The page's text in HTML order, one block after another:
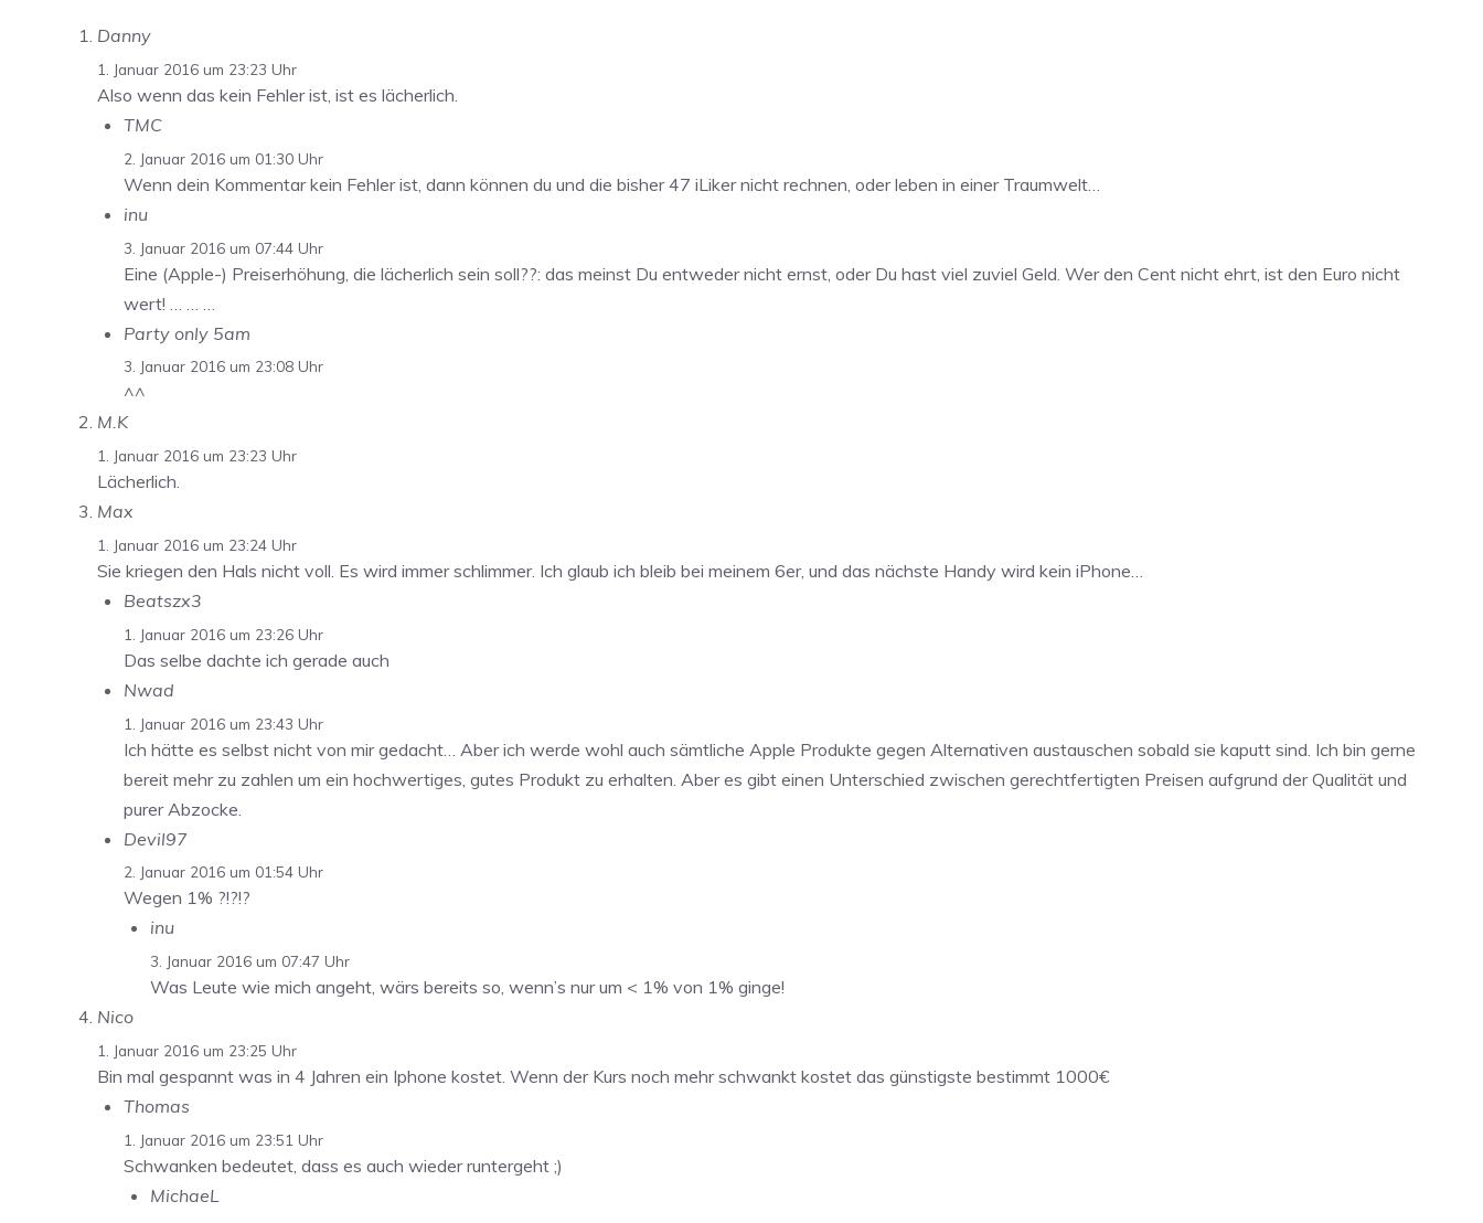
Danny
1. Januar 2016 um 23:23 Uhr
Also wenn das kein Fehler ist, ist es lächerlich.
TMC
2. Januar 2016 um 01:30 Uhr
Wenn dein Kommentar kein Fehler ist, dann können du und die bisher 47 iLiker nicht rechnen, oder leben in einer Traumwelt…
inu
3. Januar 2016 um 07:44 Uhr
Eine (Apple-) Preiserhöhung, die lächerlich sein soll??: das meinst Du entweder nicht ernst, oder Du hast viel zuviel Geld. Wer den Cent nicht ehrt, ist den Euro nicht
wert! … … …
Party only 5am
3. Januar 2016 um 23:08 Uhr
^^
M.K
1. Januar 2016 um 23:23 Uhr
Lächerlich.
Max
1. Januar 2016 um 23:24 Uhr
Sie kriegen den Hals nicht voll. Es wird immer schlimmer. Ich glaub ich bleib bei meinem 6er, und das nächste Handy wird kein iPhone…
Beatszx3
1. Januar 2016 um 23:26 Uhr
Das selbe dachte ich gerade auch
Nwad
1. Januar 2016 um 23:43 Uhr
Ich hätte es selbst nicht von mir gedacht… Aber ich werde wohl auch sämtliche Apple Produkte gegen Alternativen austauschen sobald sie kaputt sind. Ich bin gerne
bereit mehr zu zahlen um ein hochwertiges, gutes Produkt zu erhalten. Aber es gibt einen Unterschied zwischen gerechtfertigten Preisen aufgrund der Qualität und
purer Abzocke.
Devil97
2. Januar 2016 um 01:54 Uhr
Wegen 1% ?!?!?
inu
3. Januar 2016 um 07:47 Uhr
Was Leute wie mich angeht, wärs bereits so, wenn’s nur um < 1% von 1% ginge!
Nico
1. Januar 2016 um 23:25 Uhr
Bin mal gespannt was in 4 Jahren ein Iphone kostet. Wenn der Kurs noch mehr schwankt kostet das günstigste bestimmt 1000€
Thomas
1. Januar 2016 um 23:51 Uhr
Schwanken bedeutet, dass es auch wieder runtergeht ;)
MichaeL